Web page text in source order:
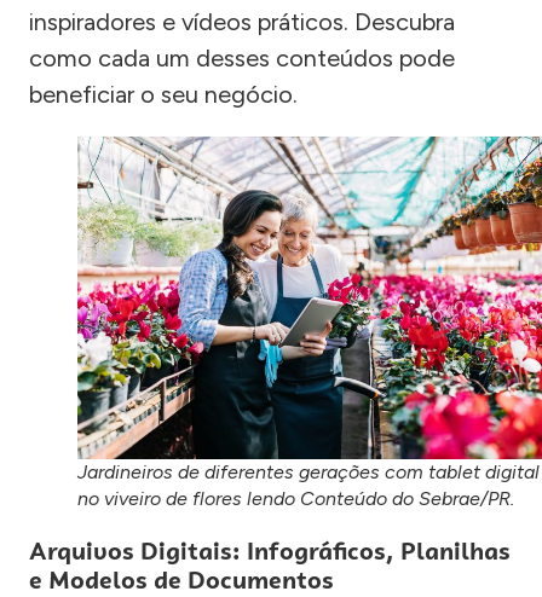
inspiradores e vídeos práticos. Descubra
como cada um desses conteúdos pode
beneficiar o seu negócio.
Jardineiros de diferentes gerações com tablet digital
no viveiro de flores lendo Conteúdo do Sebrae/PR.
Arquivos Digitais: Infográficos, Planilhas
e Modelos de Documentos